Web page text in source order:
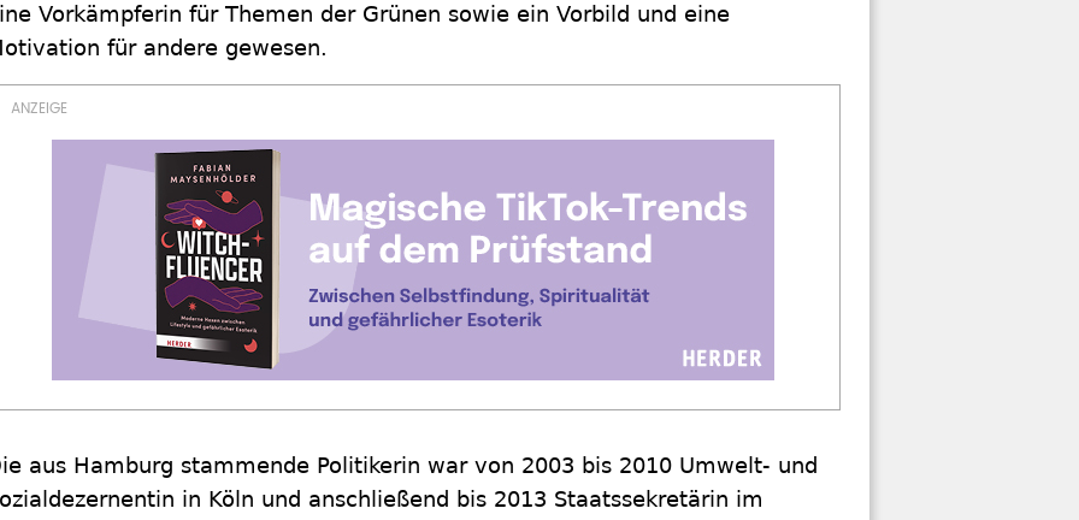
Vorkämpferin für Themen der Grünen sowie ein Vorbild und eine
für andere gewesen.
aus Hamburg stammende Politikerin war von 2003 bis 2010 Umwelt- und
in Köln und anschließend bis 2013 Staatssekretärin im